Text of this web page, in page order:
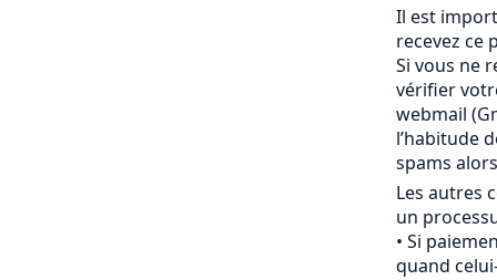
Il est
recevez ce
Si vous ne
vérifier
webmail
l’habitude
spams
Les autres
un
Si
quand